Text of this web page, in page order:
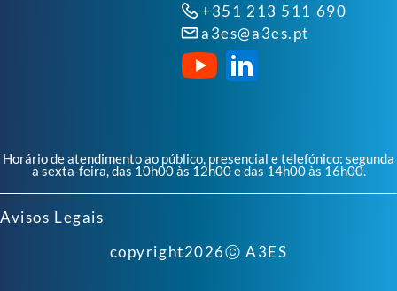
+351 213 511 690
a3es@a3es.pt
Horário de atendimento ao público, presencial e telefónico: segunda
a sexta-feira, das 10h00 às 12h00 e das 14h00 às 16h00.
Avisos Legais
copyright2026ⓒ A3ES